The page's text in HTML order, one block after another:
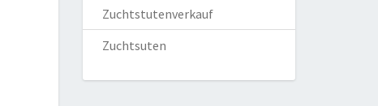
Zuchtstutenverkauf
Zuchtsuten